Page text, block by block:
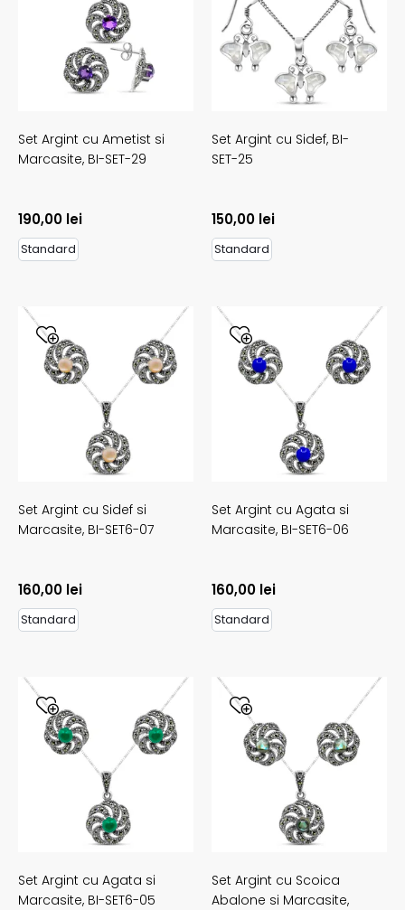
Set Argint cu Ametist si
Marcasite, BI-SET-29
190,00 lei
Standard
Set Argint cu Sidef, BI-
SET-25
150,00 lei
Standard
Set Argint cu Sidef si
Marcasite, BI-SET6-07
160,00 lei
Standard
Set Argint cu Agata si
Marcasite, BI-SET6-06
160,00 lei
Standard
Set Argint cu Agata si
Marcasite, BI-SET6-05
Set Argint cu Scoica
Abalone si Marcasite,